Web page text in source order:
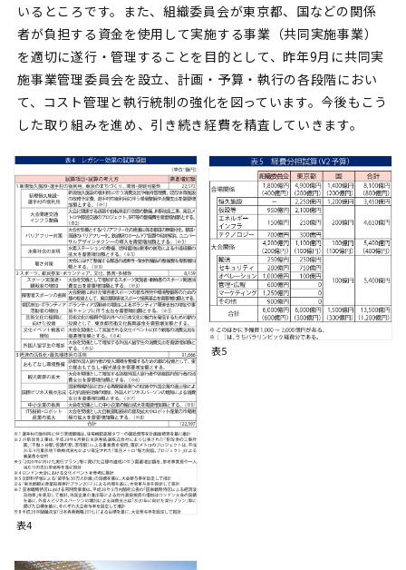
いるところです。また、組織委員会が東京都、国などの関係
者が負担する資金を使用して実施する事業（共同実施事業）
を適切に遂行・管理することを目的として、昨年9月に共同実
施事業管理委員会を設立、計画・予算・執行の各段階におい
て、コスト管理と執行統制の強化を図っています。今後もこう
した取り組みを進め、引き続き経費を精査していきます。
表4
表5